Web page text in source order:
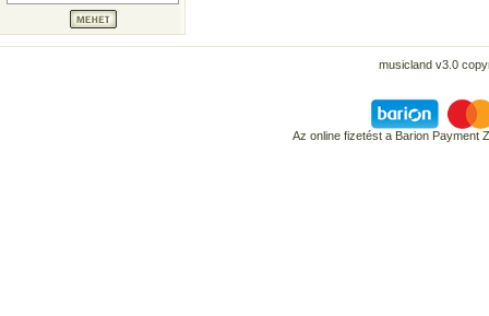
musicland v3.0
Az online fizetést a Barion Payment